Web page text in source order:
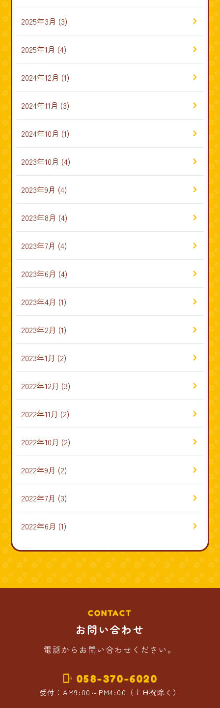
2025年3月 (3)
2025年1月 (4)
2024年12月 (1)
2024年11月 (3)
2024年10月 (1)
2023年10月 (4)
2023年9月 (4)
2023年8月 (4)
2023年7月 (4)
2023年6月 (4)
2023年4月 (1)
2023年2月 (1)
2023年1月 (2)
2022年12月 (3)
2022年11月 (2)
2022年10月 (2)
2022年9月 (2)
2022年7月 (3)
2022年6月 (1)
CONTACT
お問い合わせ
電話からお問い合わせください。
phonelink_ring 058-370-6020
受付：AM9:00～PM4:00（土日祝除く）